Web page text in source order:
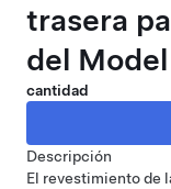
trasera
del
cantidad
Descripción
El revestimiento de